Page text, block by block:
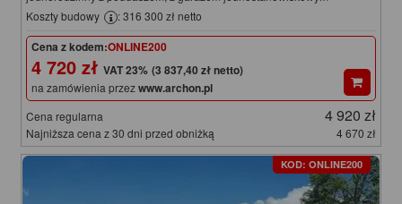
Koszty budowy
: 316 300 zł netto
Cena z kodem:ONLINE200
4 720 zł (3 837,40 zł netto)
na zamówienia przezwww.archon.pl
Cena regularna 4 920 zł
Najniższa cena z 30 dni przed obniżką 4 670 zł
KOD: ONLINE200